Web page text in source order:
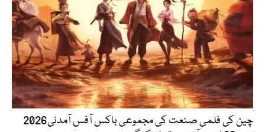
چین کی فلمی صنعت کی مجموعی باکس آفس آمدنی2026